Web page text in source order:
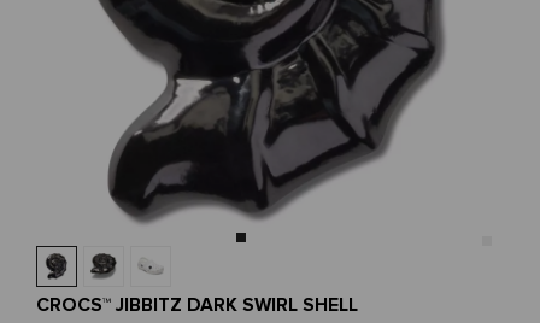
CROCS™ JIBBITZ DARK SWIRL SHELL